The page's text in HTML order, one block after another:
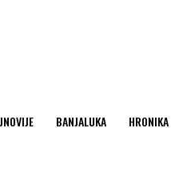
BANJALUKA HRONIKA